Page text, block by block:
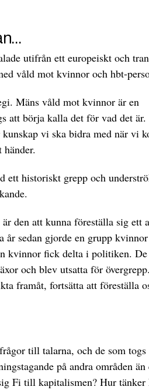
utifrån ett europeiskt och
våld mot kvinnor och hbt-
Mäns våld mot kvinnor är en
att börja kalla det för vad det är.
kunskap vi ska bidra med när vi
ett historiskt grepp och
den att kunna föreställa sig ett
år sedan gjorde en grupp
kvinnor fick delta i politiken.
och blev utsatta för
framåt, fortsätta att föreställa
till talarna, och de som togs
på andra områden än
Fi till kapitalismen? Hur tänker